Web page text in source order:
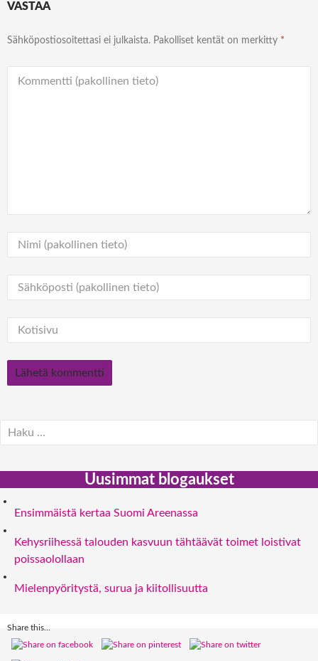
VASTAA
Sähköpostiosoitettasi ei julkaista. Pakolliset kentät on merkitty *
Haku:
Uusimmat blogaukset
Ensimmäistä kertaa Suomi Areenassa
Kehysriihessä talouden kasvuun tähtäävät toimet loistivat
poissaolollaan
Mielenpyöritystä, surua ja kiitollisuutta
Share this...